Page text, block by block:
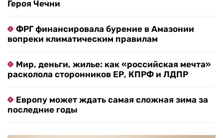
Героя Чечни
ФРГ финансировала бурение в Амазонии
вопреки климатическим правилам
Мир, деньги, жилье: как «российская мечта»
расколола сторонников ЕР, КПРФ и ЛДПР
Европу может ждать самая сложная зима за
последние годы